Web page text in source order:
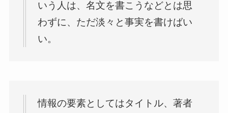
いう人は、名文を書こうなどとは思
わずに、ただ淡々と事実を書けばい
い。
情報の要素としてはタイトル、著者